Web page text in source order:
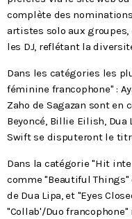
complète des
artistes solo aux
les DJ, reflétant la
Dans les catégories les
féminine francophone" :
Zaho de Sagazan sont
Beyoncé, Billie Eilish, Dua
Swift se disputeront le
Dans la catégorie "Hit
comme "Beautiful Things"
de Dua Lipa, et "Eyes
"Collab'/Duo